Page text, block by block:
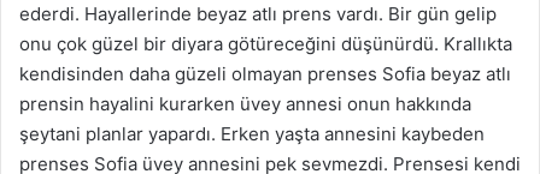
ederdi. Hayallerinde beyaz atlı prens vardı. Bir gün gelip
onu çok güzel bir diyara götüreceğini düşünürdü. Krallıkta
kendisinden daha güzeli olmayan prenses Sofia beyaz atlı
prensin hayalini kurarken üvey annesi onun hakkında
şeytani planlar yapardı. Erken yaşta annesini kaybeden
prenses Sofia üvey annesini pek sevmezdi. Prensesi kendi